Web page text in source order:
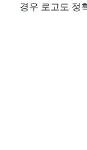
경우 로고도 정